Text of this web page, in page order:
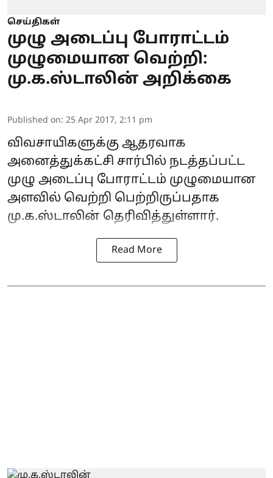
செய்திகள்
முழு அடைப்பு போராட்டம்
முழுமையான வெற்றி:
மு.க.ஸ்டாலின் அறிக்கை
Published on: 25 Apr 2017, 2:11 pm
விவசாயிகளுக்கு ஆதரவாக
அனைத்துக்கட்சி சார்பில் நடத்தப்பட்ட
முழு அடைப்பு போராட்டம் முழுமையான
அளவில் வெற்றி பெற்றிருப்பதாக
மு.க.ஸ்டாலின் தெரிவித்துள்ளார்.
Read More